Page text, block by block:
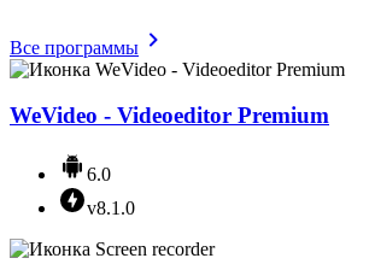
Все программы
WeVideo - Videoeditor Premium
6.0
v8.1.0